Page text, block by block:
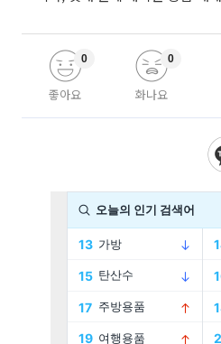
좋아요
0
화나요
0